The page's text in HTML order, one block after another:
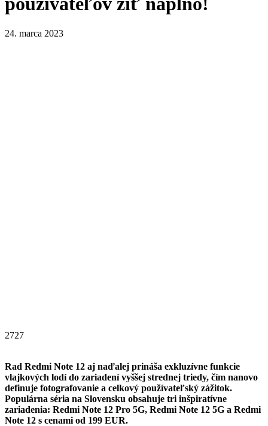
24. marca 2023
2727
Rad Redmi Note 12 aj naďalej prináša exkluzívne funkcie
vlajkových lodí do zariadení vyššej strednej triedy, čím nanovo
definuje fotografovanie a celkový používateľský zážitok.
Populárna séria na Slovensku obsahuje tri inšpiratívne
zariadenia: Redmi Note 12 Pro 5G, Redmi Note 12 5G a Redmi
Note 12 s cenami od 199 EUR.